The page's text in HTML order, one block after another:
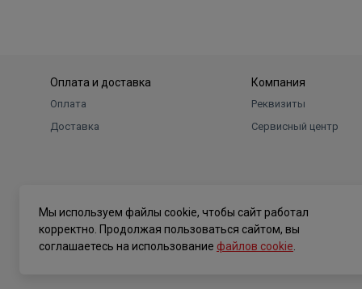
Оплата и доставка
Оплата
Доставка
Компания
Реквизиты
Сервисный центр
Мы используем файлы cookie, чтобы сайт работал
корректно. Продолжая пользоваться сайтом, вы
соглашаетесь на использование файлов cookie